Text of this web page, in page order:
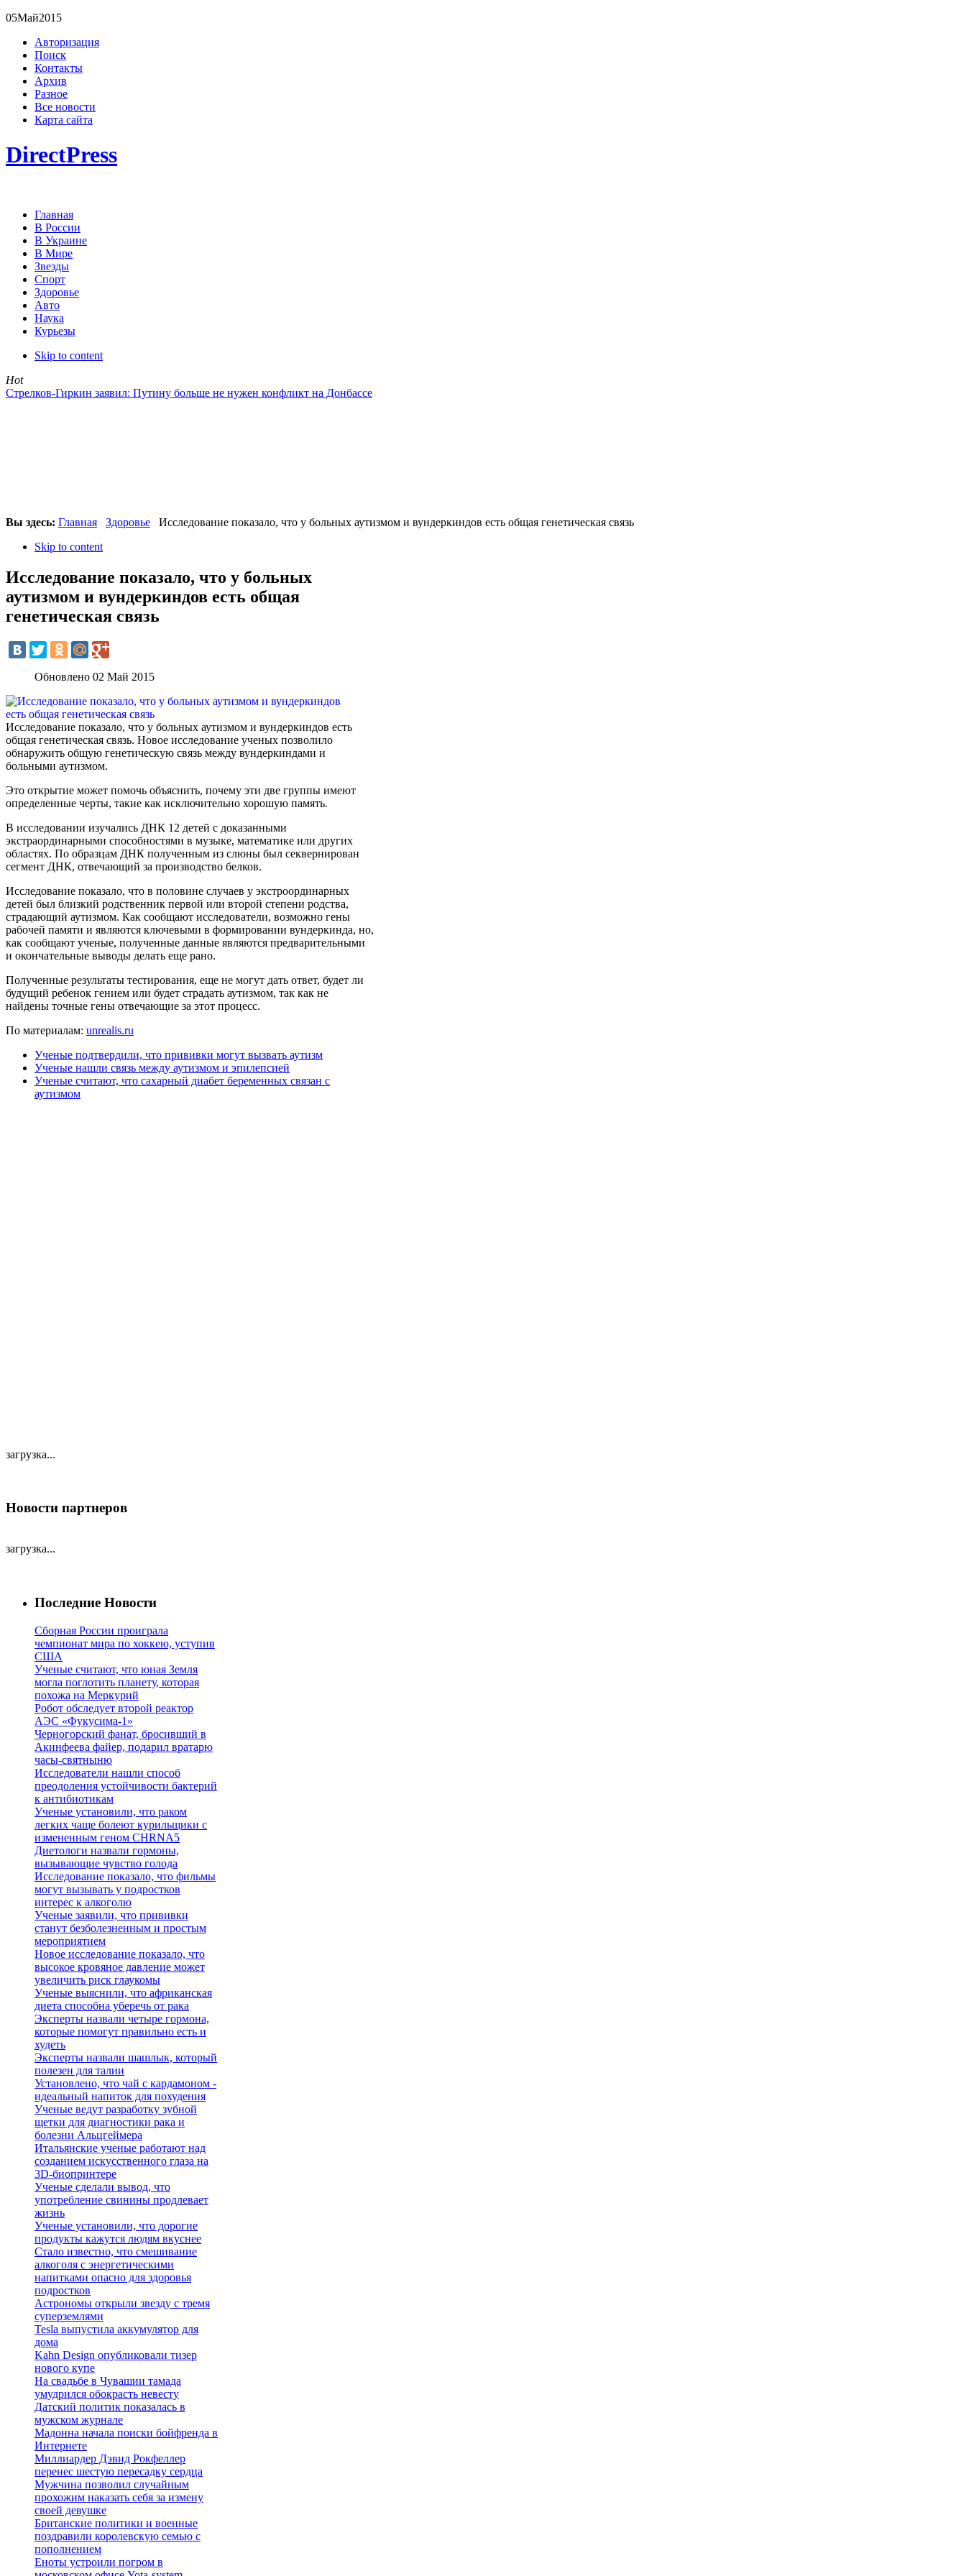
05Май2015
Авторизация
Поиск
Контакты
Архив
Разное
Все новости
Карта сайта
DirectPress
Главная
В России
В Украине
В Мире
Звезды
Спорт
Здоровье
Авто
Наука
Курьезы
Skip to content
Hot
Стрелков-Гиркин заявил: Путину больше не нужен конфликт на Донбассе
Вы здесь: Главная Здоровье
Исследование показало, что у больных аутизмом и вундеркиндов есть общая генетическая связь
Skip to content
Исследование показало, что у больных
аутизмом и вундеркиндов есть общая
генетическая связь
Обновлено 02 Май 2015
Исследование показало, что у больных аутизмом и вундеркиндов есть
общая генетическая связь. Новое исследование ученых позволило
обнаружить общую генетическую связь между вундеркиндами и
больными аутизмом.
Это открытие может помочь объяснить, почему эти две группы имеют
определенные черты, такие как исключительно хорошую память.
В исследовании изучались ДНК 12 детей с доказанными
экстраординарными способностями в музыке, математике или других
областях. По образцам ДНК полученным из слюны был секвернирован
сегмент ДНК, отвечающий за производство белков.
Исследование показало, что в половине случаев у экстроординарных
детей был близкий родственник первой или второй степени родства,
страдающий аутизмом. Как сообщают исследователи, возможно гены
рабочей памяти и являются ключевыми в формировании вундеркинда, но,
как сообщают ученые, полученные данные являются предварительными
и окончательные выводы делать еще рано.
Полученные результаты тестирования, еще не могут дать ответ, будет ли
будущий ребенок гением или будет страдать аутизмом, так как не
найдены точные гены отвечающие за этот процесс.
По материалам: unrealis.ru
Ученые подтвердили, что прививки могут вызвать аутизм
Ученые нашли связь между аутизмом и эпилепсией
Ученые считают, что сахарный диабет беременных связан с
аутизмом
загрузка...
Новости партнеров
загрузка...
Последние Новости
Сборная России проиграла
чемпионат мира по хоккею, уступив
США
Ученые считают, что юная Земля
могла поглотить планету, которая
похожа на Меркурий
Робот обследует второй реактор
АЭС «Фукусима-1»
Черногорский фанат, бросивший в
Акинфеева файер, подарил вратарю
часы-святныню
Исследователи нашли способ
преодоления устойчивости бактерий
к антибиотикам
Ученые установили, что раком
легких чаще болеют курильщики с
измененным геном CHRNA5
Диетологи назвали гормоны,
вызывающие чувство голода
Исследование показало, что фильмы
могут вызывать у подростков
интерес к алкоголю
Ученые заявили, что прививки
станут безболезненным и простым
мероприятием
Новое исследование показало, что
высокое кровяное давление может
увеличить риск глаукомы
Ученые выяснили, что африканская
диета способна уберечь от рака
Эксперты назвали четыре гормона,
которые помогут правильно есть и
худеть
Эксперты назвали шашлык, который
полезен для талии
Установлено, что чай с кардамоном -
идеальный напиток для похудения
Ученые ведут разработку зубной
щетки для диагностики рака и
болезни Альцгеймера
Итальянские ученые работают над
созданием искусственного глаза на
3D-биопринтере
Ученые сделали вывод, что
употребление свинины продлевает
жизнь
Ученые установили, что дорогие
продукты кажутся людям вкуснее
Стало известно, что смешивание
алкоголя с энергетическими
напитками опасно для здоровья
подростков
Астрономы открыли звезду с тремя
суперземлями
Tesla выпустила аккумулятор для
дома
Kahn Design опубликовали тизер
нового купе
На свадьбе в Чувашии тамада
умудрился обокрасть невесту
Датский политик показалась в
мужском журнале
Мадонна начала поиски бойфренда в
Интернете
Миллиардер Дэвид Рокфеллер
перенес шестую пересадку сердца
Мужчина позволил случайным
прохожим наказать себя за измену
своей девушке
Британские политики и военные
поздравили королевскую семью с
пополнением
Еноты устроили погром в